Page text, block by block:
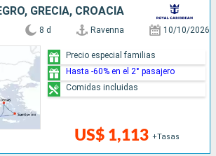
GRECIA, CROACIA
8 d Ravenna 10/10/2026
US$ 1,113 +Tasas
Precio especial familias
Hasta -60% en el 2° pasajero
Comidas incluidas